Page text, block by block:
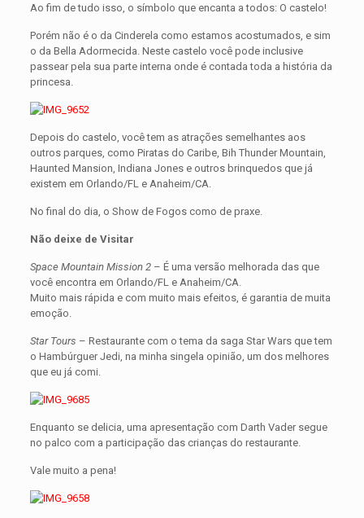
Ao fim de tudo isso, o símbolo que encanta a todos: O castelo!
Porém não é o da Cinderela como estamos acostumados, e sim
o da Bella Adormecida. Neste castelo você pode inclusive
passear pela sua parte interna onde é contada toda a história da
princesa.
Depois do castelo, você tem as atrações semelhantes aos
outros parques, como Piratas do Caribe, Bih Thunder Mountain,
Haunted Mansion, Indiana Jones e outros brinquedos que já
existem em Orlando/FL e Anaheim/CA.
No final do dia, o Show de Fogos como de praxe.
Não deixe de Visitar
Space Mountain Mission 2– É uma versão melhorada das que
você encontra em Orlando/FL e Anaheim/CA.
Muito mais rápida e com muito mais efeitos, é garantia de muita
emoção.
Star Tours – Restaurante com o tema da saga Star Wars que tem
o Hambúrguer Jedi, na minha singela opinião, um dos melhores
que eu já comi.
Enquanto se delicia, uma apresentação com Darth Vader segue
no palco com a participação das crianças do restaurante.
Vale muito a pena!